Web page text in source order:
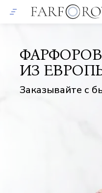
ИЗ
Заказывайте с